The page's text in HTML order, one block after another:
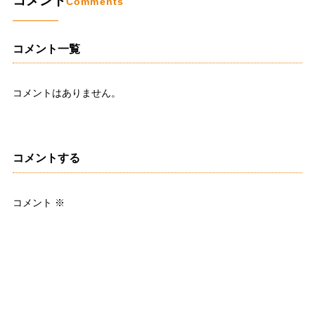
コメント一覧
コメントはありません。
コメントする
コメント ※